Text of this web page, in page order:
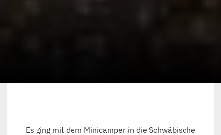
Es ging mit dem Minicamper in die Schwäbische